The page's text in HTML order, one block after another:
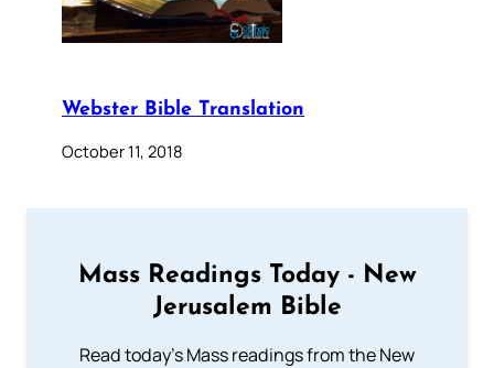
Webster Bible Translation
October 11, 2018
Mass Readings Today - New
Jerusalem Bible
Read today's Mass readings from the New